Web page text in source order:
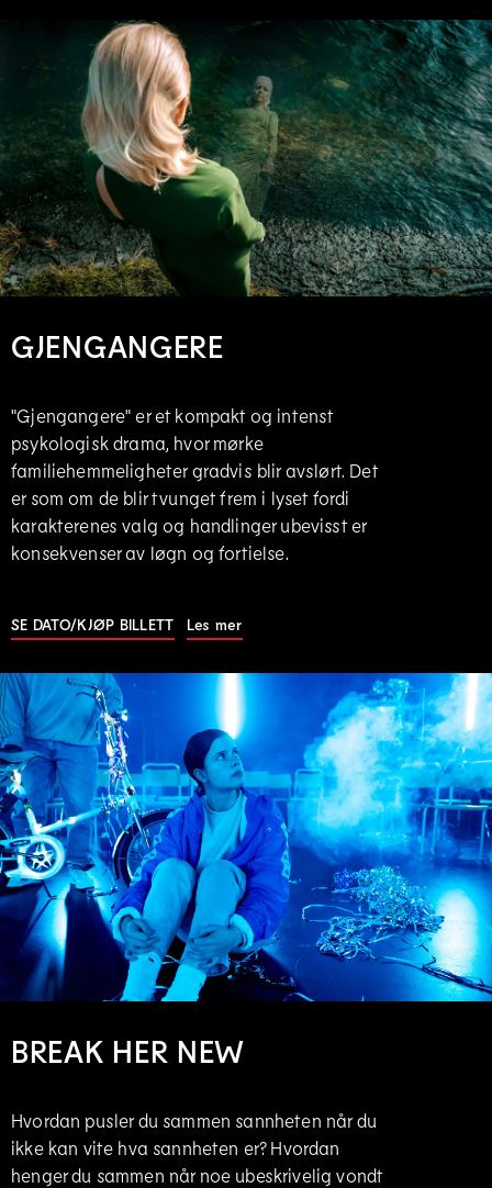
GJENGANGERE
"Gjengangere" er et kompakt og intenst
psykologisk drama, hvor mørke
familiehemmeligheter gradvis blir avslørt. Det
er som om de blir tvunget frem i lyset fordi
karakterenes valg og handlinger ubevisst er
konsekvenser av løgn og fortielse.
SE DATO/KJØP BILLETT Les mer
BREAK HER NEW
Hvordan pusler du sammen sannheten når du
ikke kan vite hva sannheten er? Hvordan
henger du sammen når noe ubeskrivelig vondt